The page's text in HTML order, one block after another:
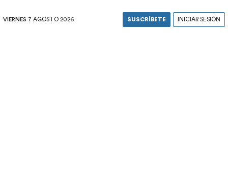
VIERNES 7 AGOSTO 2026 SUSCRÍBETE INICIAR SESIÓN